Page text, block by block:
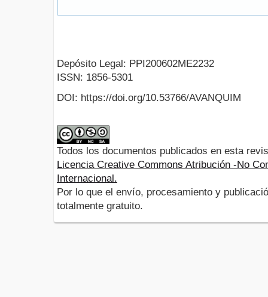
Depósito Legal: PPI200602ME2232
ISSN: 1856-5301
DOI: https://doi.org/10.53766/AVANQUIM
Todos los documentos publicados en esta
Licencia Creative Commons Atribución -No
Internacional.
Por lo que el envío, procesamiento y
totalmente gratuito.